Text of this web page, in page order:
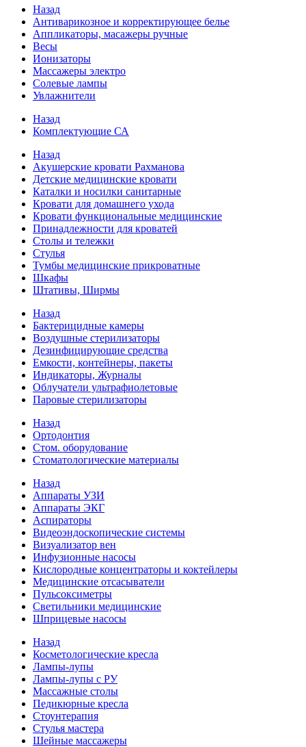
Назад
Антиварикозное и корректирующее белье
Аппликаторы, масажеры ручные
Весы
Ионизаторы
Массажеры электро
Солевые лампы
Увлажнители
Назад
Комплектующие СА
Назад
Акушерские кровати Рахманова
Детские медицинские кровати
Каталки и носилки санитарные
Кровати для домашнего ухода
Кровати функциональные медицинские
Принадлежности для кроватей
Столы и тележки
Стулья
Тумбы медицинские прикроватные
Шкафы
Штативы, Ширмы
Назад
Бактерицидные камеры
Воздушные стерилизаторы
Дезинфицирующие средства
Емкости, контейнеры, пакеты
Индикаторы, Журналы
Облучатели ультрафиолетовые
Паровые стерилизаторы
Назад
Ортодонтия
Стом. оборудование
Стоматологические материалы
Назад
Аппараты УЗИ
Аппараты ЭКГ
Аспираторы
Видеоэндоскопические системы
Визуализатор вен
Инфузионные насосы
Кислородные концентраторы и коктейлеры
Медицинские отсасыватели
Пульсоксиметры
Светильники медицинские
Шприцевые насосы
Назад
Косметологические кресла
Лампы-лупы
Лампы-лупы с РУ
Массажные столы
Педикюрные кресла
Стоунтерапия
Стулья мастера
Шейные массажеры